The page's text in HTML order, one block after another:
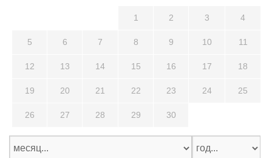
1 2 3 4
5 6 7 8 9 10 11
12 13 14 15 16 17 18
19 20 21 22 23 24 25
26 27 28 29 30